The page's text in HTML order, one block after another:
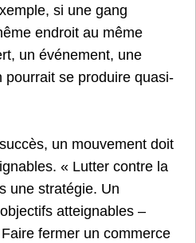
si une gang
endroit au même
un événement, une
pourrait se produire quasi-
un mouvement doit
« Lutter contre la
une stratégie. Un
atteignables –
fermer un commerce